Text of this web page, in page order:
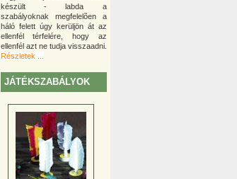
készült - labda a
szabályoknak megfelelõen a
háló felett úgy kerüljön át az
ellenfél térfelére, hogy az
ellenfél azt ne tudja visszaadni.
Részletek ...
JÁTÉKSZABÁLYOK